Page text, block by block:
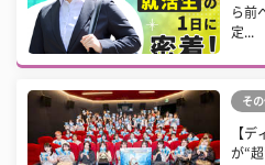
ら前
定...
そ
【
が“